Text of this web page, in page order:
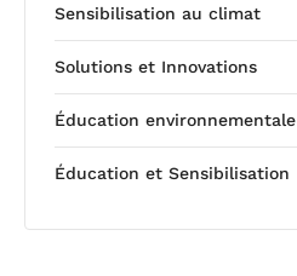
Sensibilisation au climat
Solutions et Innovations
Éducation environnementale
Éducation et Sensibilisation